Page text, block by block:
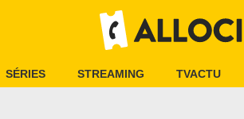
SÉRIES STREAMING TVACTU